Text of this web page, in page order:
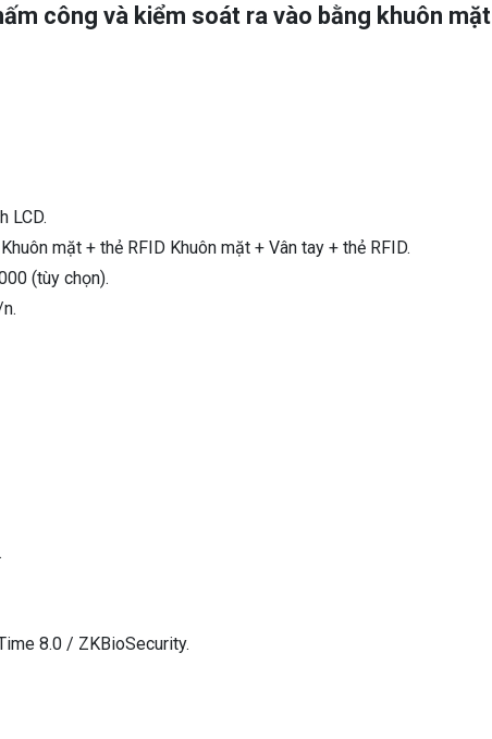
ằ
t
l
công và kiểm soát ra vào bằng khuôn mặt
LCD.
mặt + thẻ RFID Khuôn mặt + Vân tay + thẻ RFID.
(tùy chọn).
8.0 / ZKBioSecurity.